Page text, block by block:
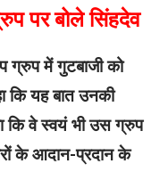
पर बोले सिंहदेव
ग्रुप में गुटबाजी को
कि यह बात उनकी
कि वे स्वयं भी उस ग्रुप
के आदान-प्रदान के